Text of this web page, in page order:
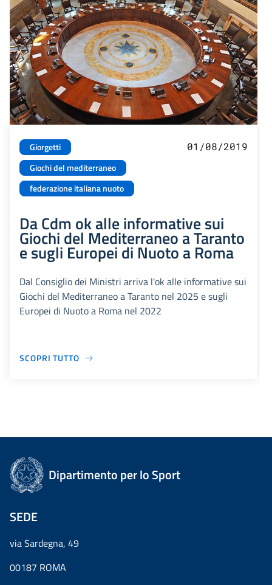
Giorgetti
Giochi del mediterraneo
federazione italiana nuoto
01/08/2019
Da Cdm ok alle informative sui
Giochi del Mediterraneo a Taranto
e sugli Europei di Nuoto a Roma
Dal Consiglio dei Ministri arriva l'ok alle informative sui
Giochi del Mediterraneo a Taranto nel 2025 e sugli
Europei di Nuoto a Roma nel 2022
SCOPRI TUTTO
Dipartimento per lo Sport
SEDE
via Sardegna, 49
00187 ROMA